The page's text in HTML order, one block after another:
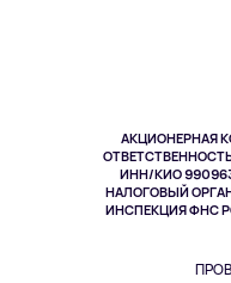
АКЦИОНЕРНАЯ
ИНН/КИО
НАЛОГОВЫЙ
ИНСПЕКЦИЯ ФНС
Здоровье питомцев
Одежда и аксессуары